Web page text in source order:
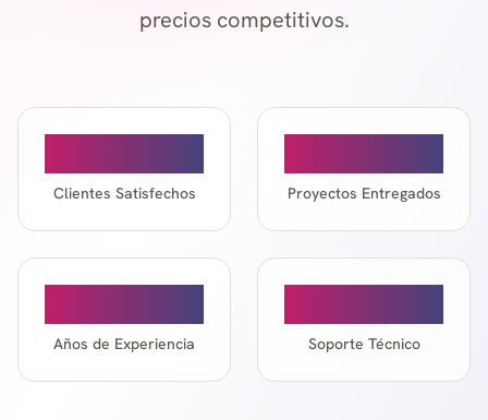
precios competitivos.
Clientes Satisfechos Proyectos Entregados
Años de Experiencia Soporte Técnico